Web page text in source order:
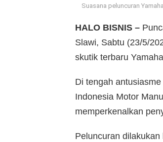
Suasana peluncuran
HALO BISNIS –
Slawi, Sabtu (23/5/
skutik terbaru
Di tengah
Indonesia Motor
memperkenalkan
Peluncuran